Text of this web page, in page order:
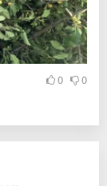
0 0